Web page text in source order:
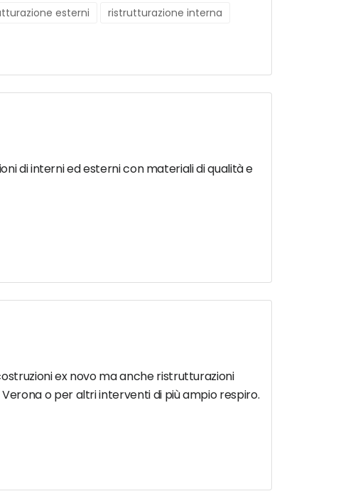
esterni ristrutturazione interna
di interni ed esterni con materiali di qualità e
ex novo ma anche ristrutturazioni
o per altri interventi di più ampio respiro.